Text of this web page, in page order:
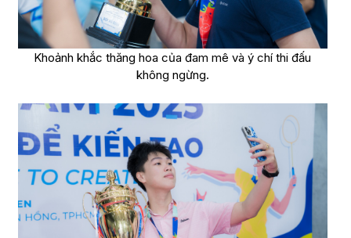
Khoảnh khắc thăng hoa của đam mê và ý chí thi đấu
không ngừng.